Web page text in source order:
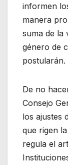
informen
manera
suma de la
género de
postularán.
De no
Consejo
los ajustes
que rigen
regula el